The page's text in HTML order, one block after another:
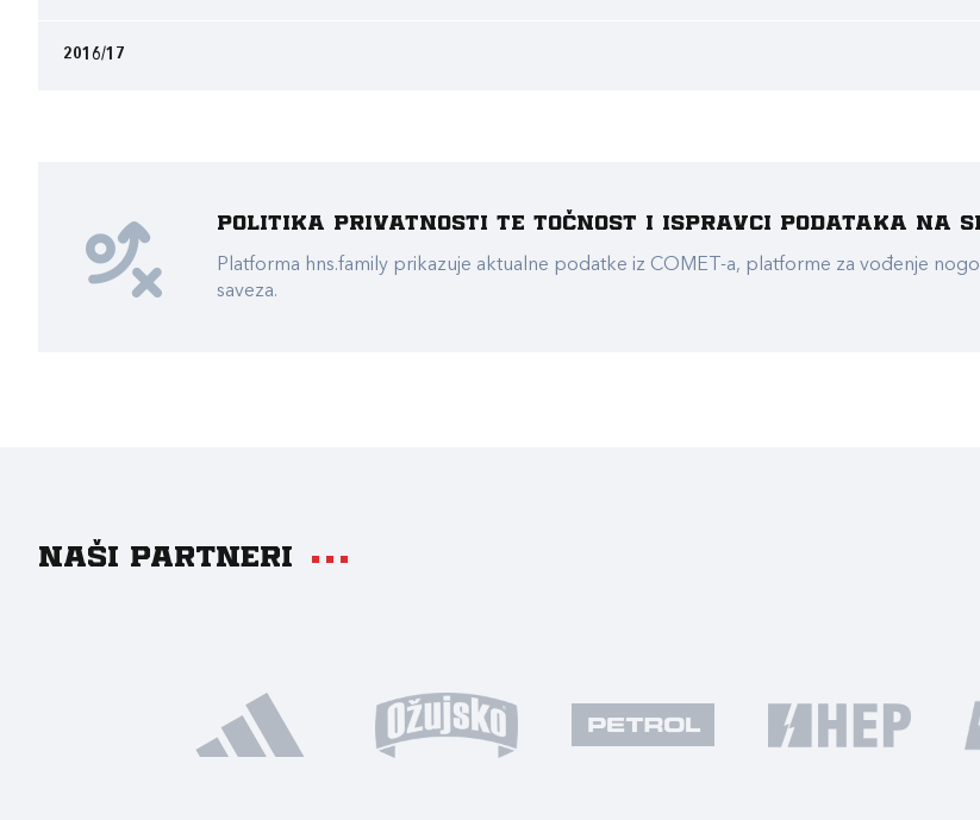
2016/17
Politika privatnosti te točnost i ispravci podataka na
Platforma hns.family prikazuje aktualne podatke iz COMET-a, platforme za vođenje
saveza.
Naši partneri